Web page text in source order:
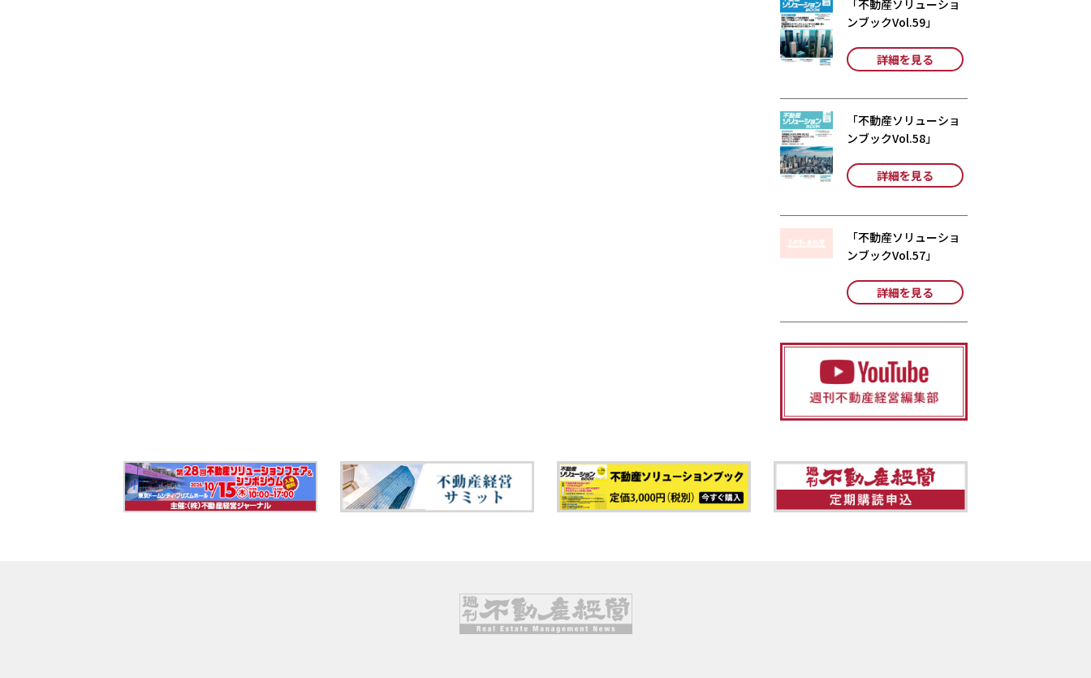
「不動産ソリューショ
ンブックVol.59」
詳細を見る
「不動産ソリューショ
ンブックVol.58」
詳細を見る
「不動産ソリューショ
ンブックVol.57」
詳細を見る